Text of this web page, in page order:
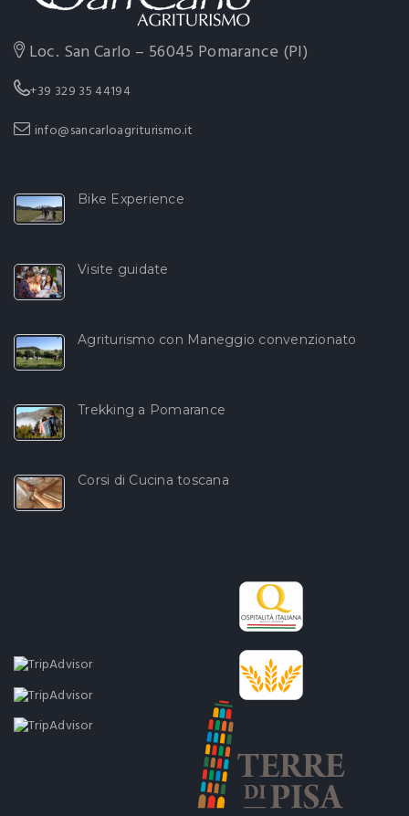
Loc. San Carlo – 56045 Pomarance (PI)
+39 329 35 44194
info@sancarloagriturismo.it
Bike Experience
Visite guidate
Agriturismo con Maneggio convenzionato
Trekking a Pomarance
Corsi di Cucina toscana